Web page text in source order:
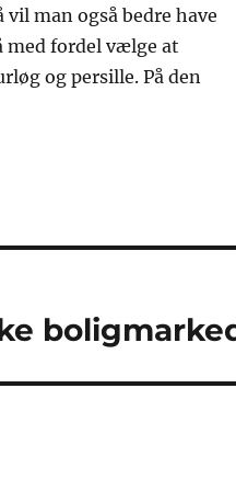
man også bedre have
med fordel vælge at
og persille. På den